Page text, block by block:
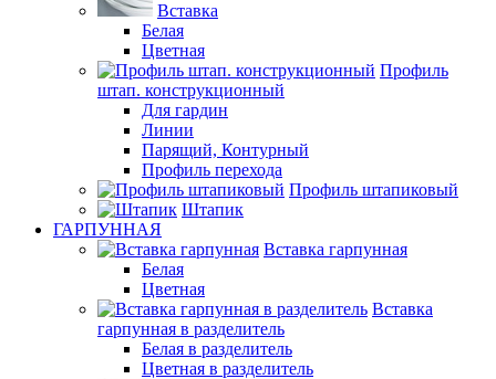
Вставка
Белая
Цветная
Профиль
штап. конструкционный
Для гардин
Линии
Парящий, Контурный
Профиль перехода
Профиль штапиковый
Штапик
ГАРПУННАЯ
Вставка гарпунная
Белая
Цветная
Вставка
гарпунная в разделитель
Белая в разделитель
Цветная в разделитель